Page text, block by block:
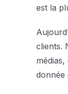
est la
clients.
donnée